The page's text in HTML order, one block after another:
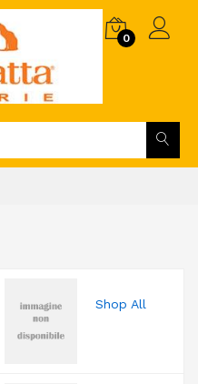
0
Shop All